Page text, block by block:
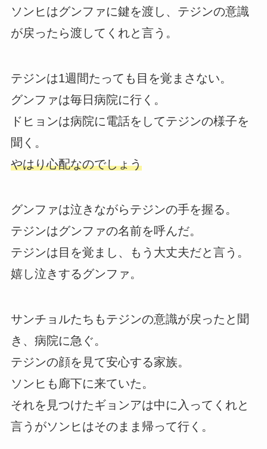
ソンヒはグンファに鍵を渡し、テジンの意識
が戻ったら渡してくれと言う。
テジンは1週間たっても目を覚まさない。
グンファは毎日病院に行く。
ドヒョンは病院に電話をしてテジンの様子を
聞く。
やはり心配なのでしょう
グンファは泣きながらテジンの手を握る。
テジンはグンファの名前を呼んだ。
テジンは目を覚まし、もう大丈夫だと言う。
嬉し泣きするグンファ。
サンチョルたちもテジンの意識が戻ったと聞
き、病院に急ぐ。
テジンの顔を見て安心する家族。
ソンヒも廊下に来ていた。
それを見つけたギョンアは中に入ってくれと
言うがソンヒはそのまま帰って行く。